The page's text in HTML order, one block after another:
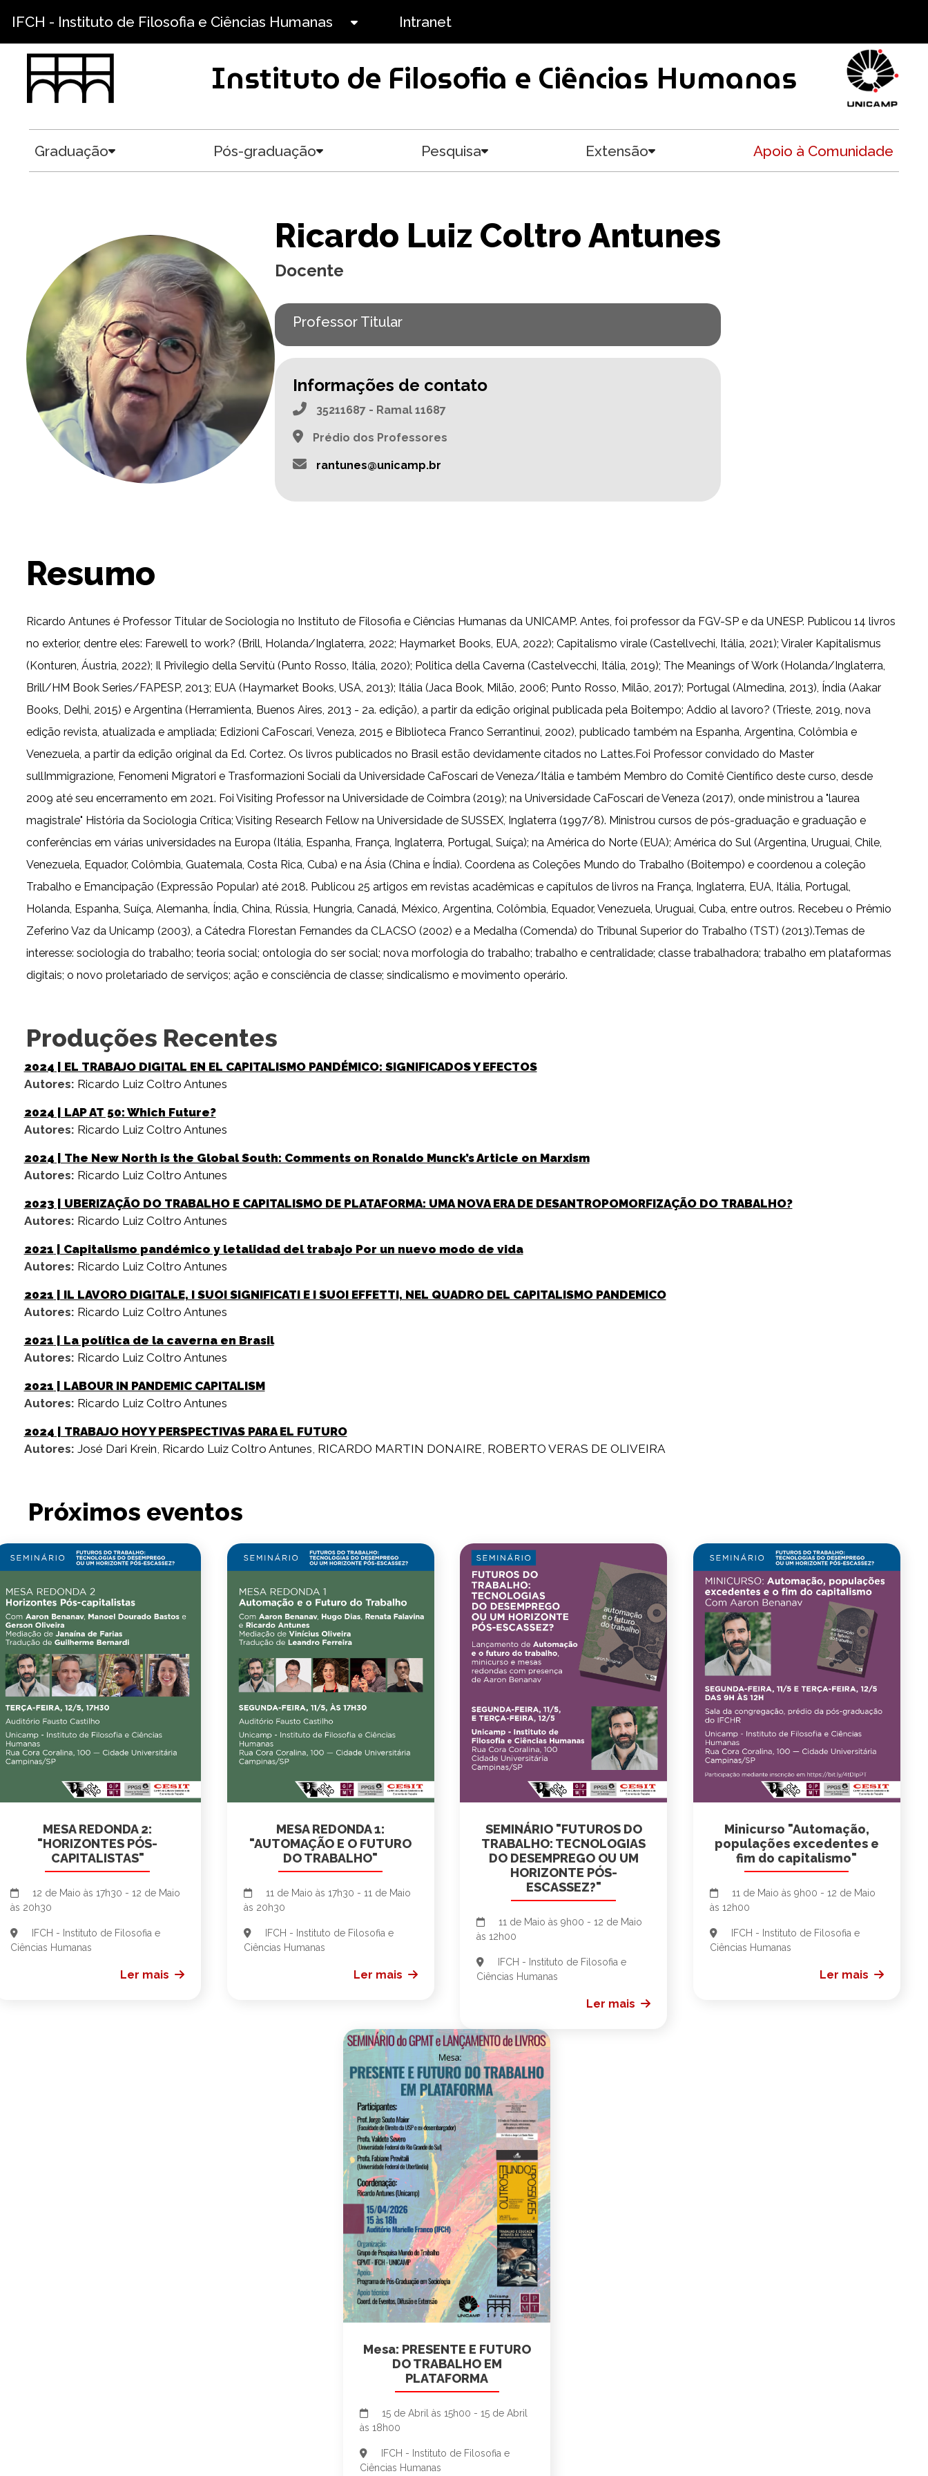
IFCH - Instituto de Filosofia e Ciências Humanas Intranet
Instituto de Filosofia e Ciências Humanas
Graduação Pós-graduação Pesquisa Extensão Apoio à Comunidade
Ricardo Luiz Coltro Antunes
Docente
Professor Titular
Informações de contato
35211687 - Ramal 11687
Prédio dos Professores
rantunes@unicamp.br
Resumo
Ricardo Antunes é Professor Titular de Sociologia no Instituto de Filosofia e Ciências Humanas da UNICAMP. Antes, foi professor da FGV-SP e da UNESP. Publicou 14 livros
no exterior, dentre eles: Farewell to work? (Brill, Holanda/Inglaterra, 2022; Haymarket Books, EUA, 2022); Capitalismo virale (Castellvechi, Itália, 2021); Viraler Kapitalismus
(Konturen, Áustria, 2022); Il Privilegio della Servitù (Punto Rosso, Itália, 2020); Politica della Caverna (Castelvecchi, Itália, 2019); The Meanings of Work (Holanda/Inglaterra,
Brill/HM Book Series/FAPESP, 2013; EUA (Haymarket Books, USA, 2013); Itália (Jaca Book, Milão, 2006; Punto Rosso, Milão, 2017); Portugal (Almedina, 2013), Índia (Aakar
Books, Delhi, 2015) e Argentina (Herramienta, Buenos Aires, 2013 - 2a. edição), a partir da edição original publicada pela Boitempo; Addio al lavoro? (Trieste, 2019, nova
edição revista, atualizada e ampliada; Edizioni CaFoscari, Veneza, 2015 e Biblioteca Franco Serrantinui, 2002), publicado também na Espanha, Argentina, Colômbia e
Venezuela, a partir da edição original da Ed. Cortez. Os livros publicados no Brasil estão devidamente citados no Lattes.Foi Professor convidado do Master
sullImmigrazione, Fenomeni Migratori e Trasformazioni Sociali da Universidade CaFoscari de Veneza/Itália e também Membro do Comitê Científico deste curso, desde
2009 até seu encerramento em 2021. Foi Visiting Professor na Universidade de Coimbra (2019); na Universidade CaFoscari de Veneza (2017), onde ministrou a "laurea
magistrale" História da Sociologia Crítica; Visiting Research Fellow na Universidade de SUSSEX, Inglaterra (1997/8). Ministrou cursos de pós-graduação e graduação e
conferências em várias universidades na Europa (Itália, Espanha, França, Inglaterra, Portugal, Suíça); na América do Norte (EUA); América do Sul (Argentina, Uruguai, Chile,
Venezuela, Equador, Colômbia, Guatemala, Costa Rica, Cuba) e na Ásia (China e Índia). Coordena as Coleções Mundo do Trabalho (Boitempo) e coordenou a coleção
Trabalho e Emancipação (Expressão Popular) até 2018. Publicou 25 artigos em revistas acadêmicas e capítulos de livros na França, Inglaterra, EUA, Itália, Portugal,
Holanda, Espanha, Suíça, Alemanha, Índia, China, Rússia, Hungria, Canadá, México, Argentina, Colômbia, Equador, Venezuela, Uruguai, Cuba, entre outros. Recebeu o Prêmio
Zeferino Vaz da Unicamp (2003), a Cátedra Florestan Fernandes da CLACSO (2002) e a Medalha (Comenda) do Tribunal Superior do Trabalho (TST) (2013).Temas de
interesse: sociologia do trabalho; teoria social; ontologia do ser social; nova morfologia do trabalho; trabalho e centralidade; classe trabalhadora; trabalho em plataformas
digitais; o novo proletariado de serviços; ação e consciência de classe; sindicalismo e movimento operário.
Produções Recentes
2024 | EL TRABAJO DIGITAL EN EL CAPITALISMO PANDÉMICO: SIGNIFICADOS Y EFECTOS
Autores: Ricardo Luiz Coltro Antunes
2024 | LAP AT 50: Which Future?
Autores: Ricardo Luiz Coltro Antunes
2024 | The New North is the Global South: Comments on Ronaldo Munck’s Article on Marxism
Autores: Ricardo Luiz Coltro Antunes
2023 | UBERIZAÇÃO DO TRABALHO E CAPITALISMO DE PLATAFORMA: UMA NOVA ERA DE DESANTROPOMORFIZAÇÃO DO TRABALHO?
Autores: Ricardo Luiz Coltro Antunes
2021 | Capitalismo pandémico y letalidad del trabajo Por un nuevo modo de vida
Autores: Ricardo Luiz Coltro Antunes
2021 | IL LAVORO DIGITALE, I SUOI SIGNIFICATI E I SUOI EFFETTI, NEL QUADRO DEL CAPITALISMO PANDEMICO
Autores: Ricardo Luiz Coltro Antunes
2021 | La política de la caverna en Brasil
Autores: Ricardo Luiz Coltro Antunes
2021 | LABOUR IN PANDEMIC CAPITALISM
Autores: Ricardo Luiz Coltro Antunes
2024 | TRABAJO HOY Y PERSPECTIVAS PARA EL FUTURO
Autores: José Dari Krein, Ricardo Luiz Coltro Antunes, RICARDO MARTIN DONAIRE, ROBERTO VERAS DE OLIVEIRA
Próximos eventos
MESA REDONDA 2:
"HORIZONTES PÓS-
CAPITALISTAS"
12 de Maio às 17h30 - 12 de Maio
às 20h30
IFCH - Instituto de Filosofia e
Ciências Humanas
Ler mais
MESA REDONDA 1:
"AUTOMAÇÃO E O FUTURO
DO TRABALHO"
11 de Maio às 17h30 - 11 de Maio
às 20h30
IFCH - Instituto de Filosofia e
Ciências Humanas
Ler mais
SEMINÁRIO "FUTUROS DO
TRABALHO: TECNOLOGIAS
DO DESEMPREGO OU UM
HORIZONTE PÓS-
ESCASSEZ?"
11 de Maio às 9h00 - 12 de Maio
às 12h00
IFCH - Instituto de Filosofia e
Ciências Humanas
Ler mais
Minicurso "Automação,
populações excedentes e
fim do capitalismo"
11 de Maio às 9h00 - 12 de Maio
às 12h00
IFCH - Instituto de Filosofia e
Ciências Humanas
Ler mais
Mesa: PRESENTE E FUTURO
DO TRABALHO EM
PLATAFORMA
15 de Abril às 15h00 - 15 de Abril
às 18h00
IFCH - Instituto de Filosofia e
Ciências Humanas